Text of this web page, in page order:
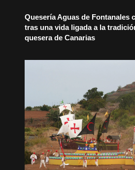
Quesería Aguas de Fontanales
tras una vida ligada a la
quesera de Canarias